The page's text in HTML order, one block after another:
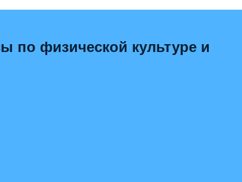
по физической культуре и